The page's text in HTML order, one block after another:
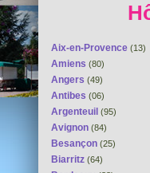
Aix-en-Provence (13)
Amiens (80)
Angers (49)
Antibes (06)
Argenteuil (95)
Avignon (84)
Besançon (25)
Biarritz (64)